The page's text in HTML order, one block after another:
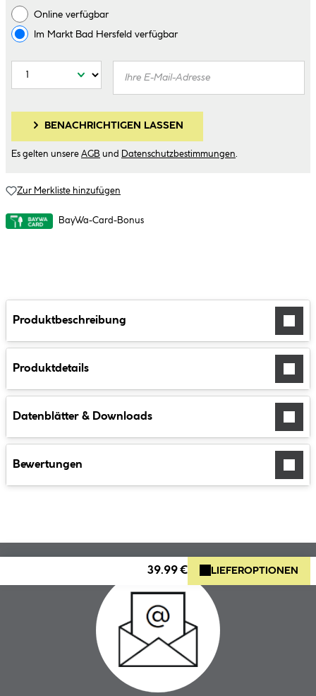
Online verfügbar
Im Markt Bad Hersfeld verfügbar
BENACHRICHTIGEN LASSEN
Es gelten unsere AGB und Datenschutzbestimmungen
Zur Merkliste hinzufügen
BayWa-Card-Bonus
Produktbeschreibung
Produktdetails
Datenblätter & Downloads
Bewertungen
39.99 € LIEFEROPTIONEN